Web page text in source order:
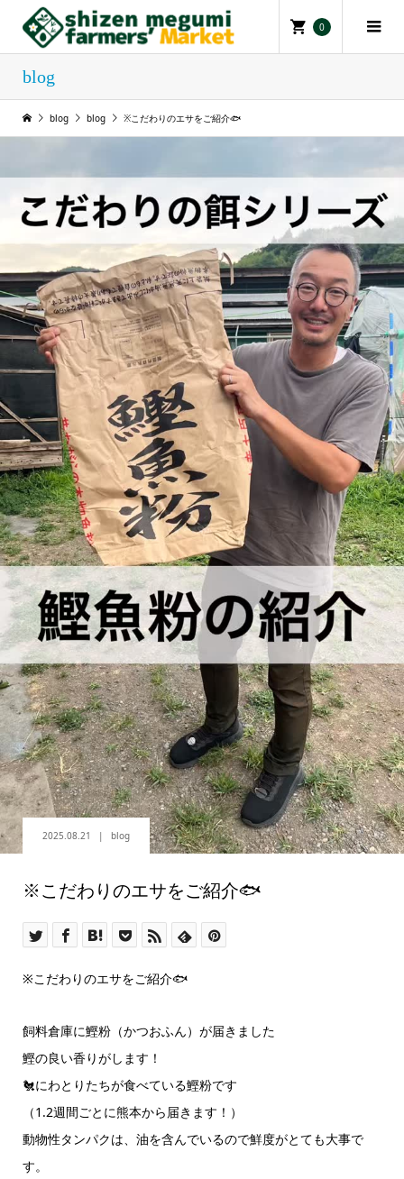
0
blog
blog blog ※こだわりのエサをご紹介🐟
2025.08.21 blog
※こだわりのエサをご紹介🐟
※こだわりのエサをご紹介🐟
飼料倉庫に鰹粉（かつおふん）が届きました
鰹の良い香りがします！
🐔にわとりたちが食べている鰹粉です
（1.2週間ごとに熊本から届きます！）
動物性タンパクは、油を含んでいるので鮮度がとても大事で
す。